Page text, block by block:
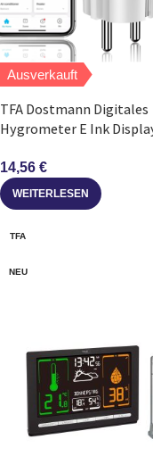
Ausverkauft
TFA Dostmann Digitales
Hygrometer E Ink
14,56 €
WEITERLESEN
TFA
NEU